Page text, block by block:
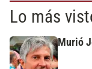
Lo más
Murió